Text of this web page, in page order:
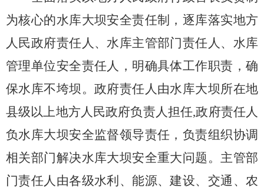
为核心的水库大坝安全责任制， 逐库落实地方
人民政府责任人、水库主管部门责任人、水库
管理单位安全责任人， 明确具体工作职责，确
保水库不垮坝。政府责任人由水库大坝所在地
县级以上地方人民政府负责人担任,政府责任人
负水库大坝安全监督领导责任，负责组织协调
相关部门解决水库大坝安全重大问题。主管部
门责任人由各级水利、能源、建设、交通、农